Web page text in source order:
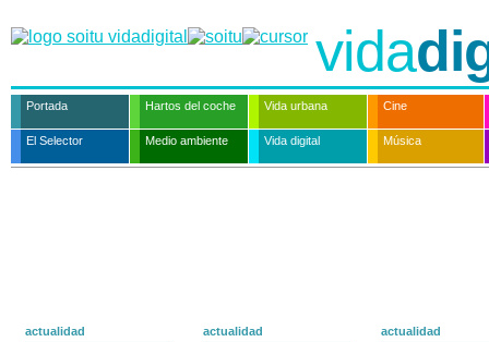
vida
Portada Hartos del coche Vida urbana Cine
El Selector Medio ambiente Vida digital Música
actualidad
actualidad
actualidad